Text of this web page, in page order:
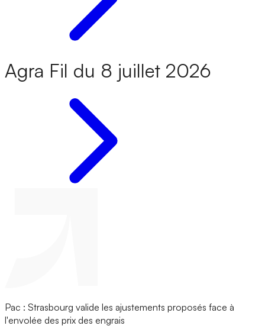
Agra Fil du 8 juillet 2026
Pac : Strasbourg valide les ajustements proposés face à
l'envolée des prix des engrais